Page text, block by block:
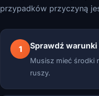
przypadków przyczyną
1 Sprawdź
Musisz mieć środki
ruszy.